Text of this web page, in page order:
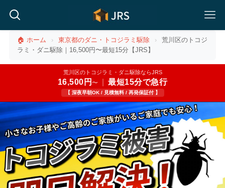
🏠 ホーム › 東京都のダニ・トコジラミ駆除 ›
荒川区のトコジ
ラミ・ダニ駆除｜16,500円〜最短15分【JRS】
荒川区のトコジラミ・ダニ駆除ならJRS
16,500円〜 最短15分で急行
【 深夜早朝OK / 見積無料 / 再発保証付 】